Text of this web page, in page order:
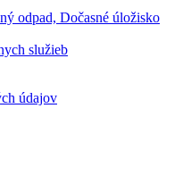
odpad, Dočasné úložisko
služieb
údajov